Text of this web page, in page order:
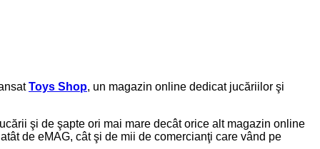
Toys Shop, un magazin online dedicat jucăriilor şi
şi de şapte ori mai mare decât orice alt magazin online
de eMAG, cât şi de mii de comercianţi care vând pe